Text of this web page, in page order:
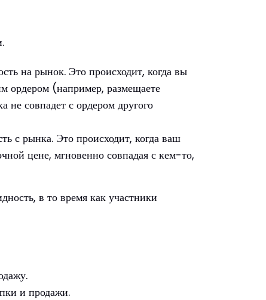
на рынок. Это происходит, когда вы
ордером (например, размещаете
совпадет с ордером другого
с рынка. Это происходит, когда ваш
цене, мгновенно совпадая с кем-то,
в то время как участники
и продажи.